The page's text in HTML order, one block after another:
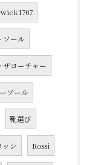
ソール
ザコーチャー
ソール
靴選び
ッシ Rossi